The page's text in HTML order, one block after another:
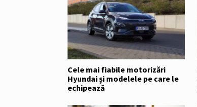
Cele mai fiabile motorizări
Hyundai și modelele pe care le
echipează